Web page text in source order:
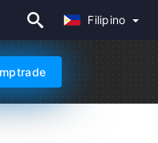
Filipino